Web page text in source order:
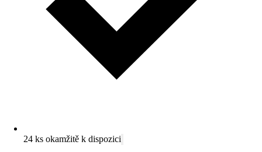
24 ks okamžitě k dispozici